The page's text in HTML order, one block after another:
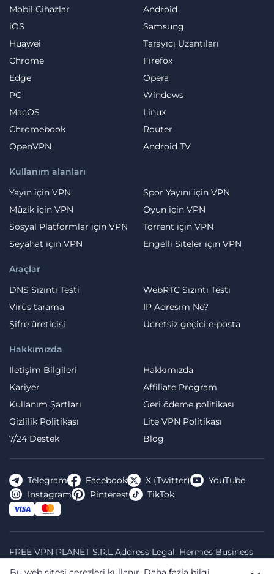
Mobil Cihazlar
Android
iOS
Samsung
Huawei
Tarayıcı Uzantıları
Chrome
Firefox
Edge
Opera
PC
Windows
MacOS
Linux
Chromebook
Router
OpenVPN
Android TV
Kullanım alanları
Yayın için VPN
Spor Yayını için VPN
Müzik için VPN
Oyun için VPN
Sosyal Platformlar için VPN
Torrent için VPN
Seyahat için VPN
Engelli Siteler için VPN
Hakkımızda
İletişim Bilgileri
Hakkımızda
Kariyer
Affiliate Program
Kullanım Şartları
Geri ödeme politikası
Gizlilik Politikası
Lite VPN Politikası
7/24 Destek
Blog
Araçlar
DNS Sızıntı Testi
WebRTC Sızıntı Testi
Virüs tarama
IP Adresim Ne?
Şifre üreticisi
Ücretsiz geçici e-posta
Telegram Facebook X (Twitter)
YouTube
Instagram
Pinterest TikTok
FREE VPN PLANET S.R.L Address Legal: Hermes Business